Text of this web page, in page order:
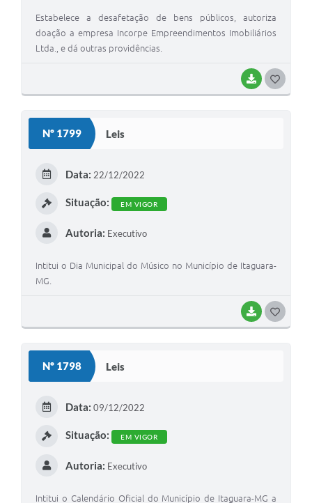
BAIXAR
Estabelece a desafetação de bens públicos, autoriza
doação a empresa Incorpe Empreendimentos Imobiliários
Ltda., e dá outras providências.
Nº 1799 Leis
BAIXAR
Data: 22/12/2022
Situação: EM VIGOR
Autoria: Executivo
Intitui o Dia Municipal do Músico no Município de Itaguara-
MG.
Nº 1798 Leis
Data: 09/12/2022
Situação: EM VIGOR
Autoria: Executivo
Intitui o Calendário Oficial do Município de Itaguara-MG a